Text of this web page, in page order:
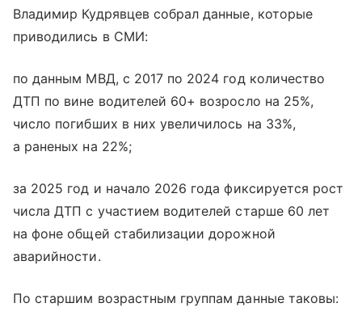
Владимир Кудрявцев собрал данные, которые
приводились в СМИ:
по данным МВД, с 2017 по 2024 год количество
ДТП по вине водителей 60+ возросло на 25%,
число погибших в них увеличилось на 33%,
а раненых на 22%;
за 2025 год и начало 2026 года фиксируется рост
числа ДТП с участием водителей старше 60 лет
на фоне общей стабилизации дорожной
аварийности.
По старшим возрастным группам данные таковы: